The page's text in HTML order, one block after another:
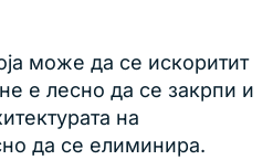
може да се искоритит
е лесно да се закрпи и
на
да се елиминира.